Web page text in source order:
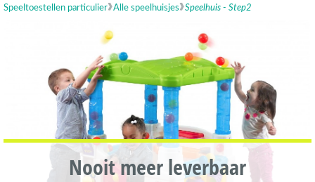
Speeltoestellen particulier Alle speelhuisjes Speelhuis - Step2
Nooit meer leverbaar